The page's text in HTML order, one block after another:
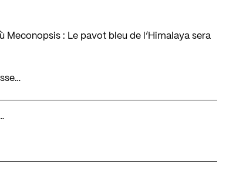
: Le pavot bleu de l’Himalaya sera